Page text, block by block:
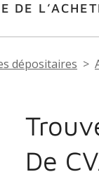
DE
dépositaires
De